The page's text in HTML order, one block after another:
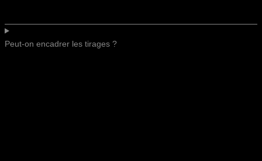
Peut-on encadrer les tirages ?